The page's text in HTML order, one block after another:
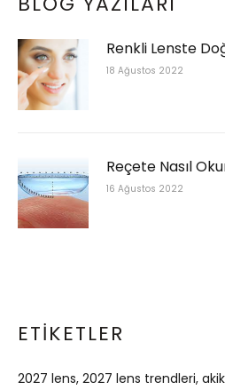
Renkli Lenste
18 Ağustos 2022
Reçete Nasıl
16 Ağustos 2022
ETIKETLER
2027 lens 2027 lens trendleri